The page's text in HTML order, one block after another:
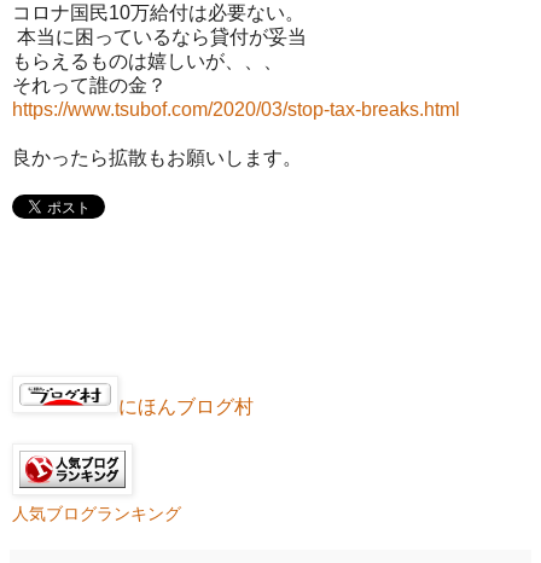
コロナ国民10万給付は必要ない。
本当に困っているなら貸付が妥当
もらえるものは嬉しいが、、、
それって誰の金？
https://www.tsubof.com/2020/03/stop-tax-breaks.html
良かったら拡散もお願いします。
にほんブログ村
人気ブログランキング